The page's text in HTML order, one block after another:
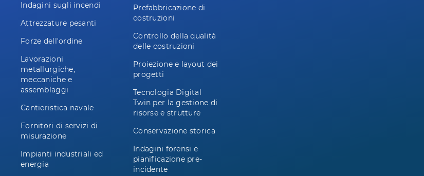
Indagini sugli incendi
Attrezzature pesanti
Forze dell'ordine
Lavorazioni
metallurgiche,
meccaniche e
assemblaggi
Cantieristica navale
Fornitori di servizi di
misurazione
Impianti industriali ed
energia
Prefabbricazione di
costruzioni
Controllo della qualità
delle costruzioni
Proiezione e layout dei
progetti
Tecnologia Digital
Twin per la gestione di
risorse e strutture
Conservazione storica
Indagini forensi e
pianificazione pre-
incidente